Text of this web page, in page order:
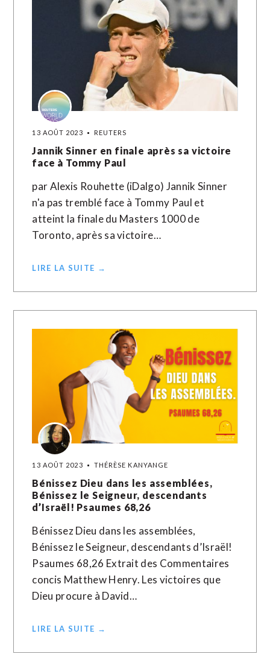
13 AOÛT 2023 REUTERS
Jannik Sinner en finale après sa victoire
face à Tommy Paul
par Alexis Rouhette (iDalgo) Jannik Sinner
n'a pas tremblé face à Tommy Paul et
atteint la finale du Masters 1000 de
Toronto, après sa victoire…
LIRE LA SUITE →
13 AOÛT 2023 THÉRÈSE KANYANGE
Bénissez Dieu dans les assemblées,
Bénissez le Seigneur, descendants
d’Israël! Psaumes 68,26
Bénissez Dieu dans les assemblées,
Bénissez le Seigneur, descendants d’Israël!
Psaumes 68,26 Extrait des Commentaires
concis Matthew Henry. Les victoires que
Dieu procure à David…
LIRE LA SUITE →